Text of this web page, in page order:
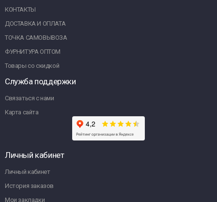
КОНТАКТЫ
ДОСТАВКА И ОПЛАТА
ТОЧКА САМОВЫВОЗА
ФУРНИТУРА ОПТОМ
Товары со скидкой
Служба поддержки
Связаться с нами
Карта сайта
Личный кабинет
Личный кабинет
История заказов
Мои закладки